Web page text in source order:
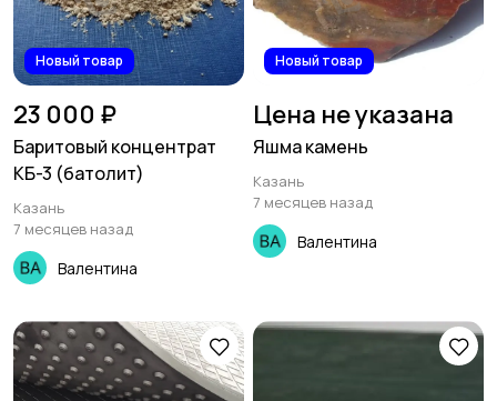
Новый товар
23 000 ₽
Баритовый концентрат
КБ-3 (батолит)
Казань
7 месяцев назад
Валентина
Новый товар
Цена не указана
Яшма камень
Казань
7 месяцев назад
Валентина